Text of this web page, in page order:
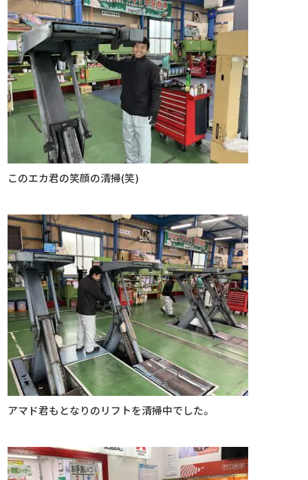
このエカ君の笑顔の清掃(笑)
アマド君もとなりのリフトを清掃中でした。